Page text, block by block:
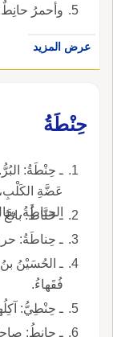
وأحمرُ
عرض المزيد
حِنْطَةُ
ـ حِنْطَةُ:
عَضَّةِ
الحِناطَةُ.
ـ حَنَّاطُ:
ـ حِناطَةُ:
ـ الحُسَيْنُ
فُقَهاءُ.
ـ حِنْطِيُّ:
ـ حانِطُ: